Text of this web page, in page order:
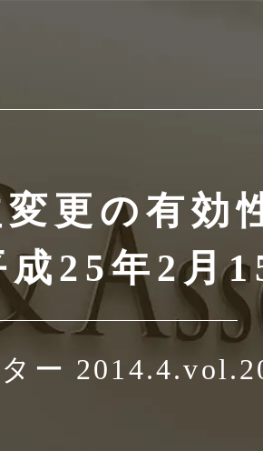
更の有効
成25年2月
ー